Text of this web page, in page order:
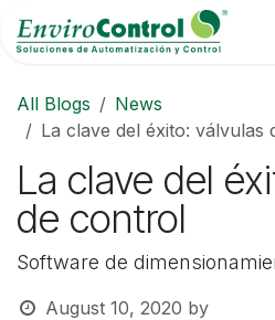
Skip to Content
All Blogs
News
La clave del éxito: válvulas
La clave del
de control
Software de
August 10, 2020 by